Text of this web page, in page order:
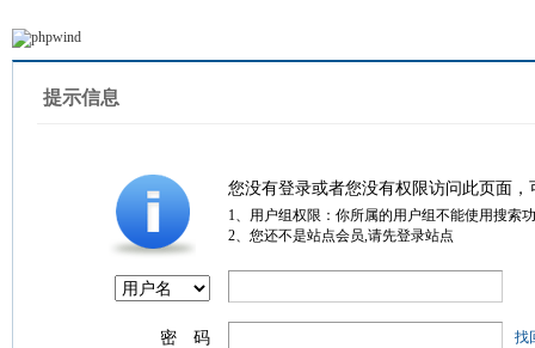
提示信息
您没有登录或者您没有权限访问此页面
1、用户组权限：你所属的用户组不能使用搜索
2、您还不是站点会员,请先登录站点
密 码 找